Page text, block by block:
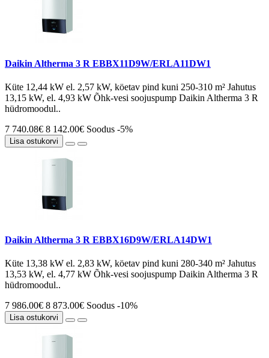
Daikin Altherma 3 R EBBX11D9W/ERLA11DW1
Küte 12,44 kW el. 2,57 kW, köetav pind kuni 250-310 m² Jahutus
13,15 kW, el. 4,93 kW Õhk-vesi soojuspump Daikin Altherma 3 R
hüdromoodul..
7 740.08€ 8 142.00€ Soodus -5%
Lisa ostukorvi
Daikin Altherma 3 R EBBX16D9W/ERLA14DW1
Küte 13,38 kW el. 2,83 kW, köetav pind kuni 280-340 m² Jahutus
13,53 kW, el. 4,77 kW Õhk-vesi soojuspump Daikin Altherma 3 R
hüdromoodul..
7 986.00€ 8 873.00€ Soodus -10%
Lisa ostukorvi